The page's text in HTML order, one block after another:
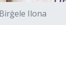
Birģele Ilona